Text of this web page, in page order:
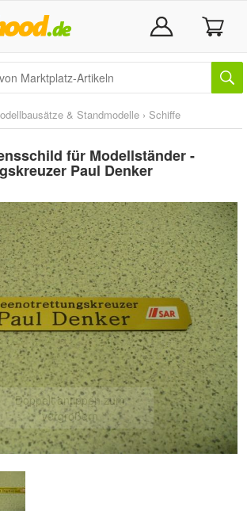
& Standmodelle › Schiffe
für Modellständer -
Paul Denker
Doppelt antippen zum
vergrößern